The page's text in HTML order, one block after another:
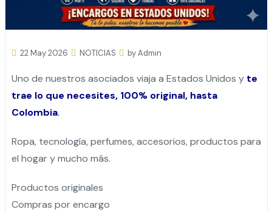
22 May 2026 NOTICIAS by Admin
Uno de nuestros asociados viaja a Estados Unidos y te
trae lo que necesites, 100% original, hasta
Colombia.
Ropa, tecnología, perfumes, accesorios, productos para
el hogar y mucho más.
Productos originales
Compras por encargo